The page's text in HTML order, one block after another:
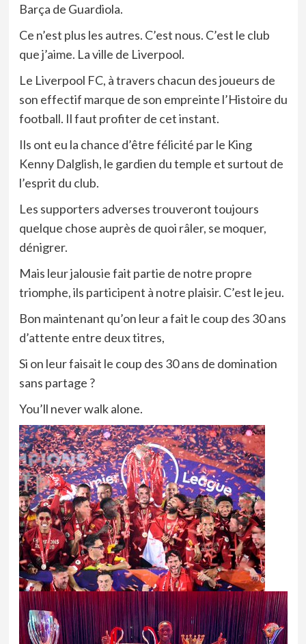
Barça de Guardiola.
Ce n’est plus les autres. C’est nous. C’est le club
que j’aime. La ville de Liverpool.
Le Liverpool FC, à travers chacun des joueurs de
son effectif marque de son empreinte l’Histoire du
football. Il faut profiter de cet instant.
Ils ont eu la chance d’être félicité par le King
Kenny Dalglish, le gardien du temple et surtout de
l’esprit du club.
Les supporters adverses trouveront toujours
quelque chose auprès de quoi râler, se moquer,
dénigrer.
Mais leur jalousie fait partie de notre propre
triomphe, ils participent à notre plaisir. C’est le jeu.
Bon maintenant qu’on leur a fait le coup des 30 ans
d’attente entre deux titres,
Si on leur faisait le coup des 30 ans de domination
sans partage ?
You’ll never walk alone.